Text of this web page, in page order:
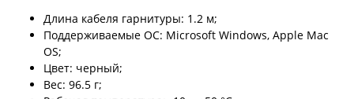
Длина кабеля гарнитуры: 1.2 м;
Поддерживаемые ОС: Microsoft Windows, Apple Mac
OS;
Цвет: черный;
Вес: 96.5 г;